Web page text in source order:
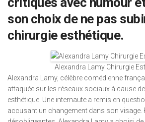
son choix de ne pas
chirurgie esthétique.
Alexandra Lamy Chirurgie
Alexandra Lamy, célèbre comédienne
attaquée sur les réseaux sociaux à cause
esthétique. Une internaute a remis en
accusant un changement dans son visage.